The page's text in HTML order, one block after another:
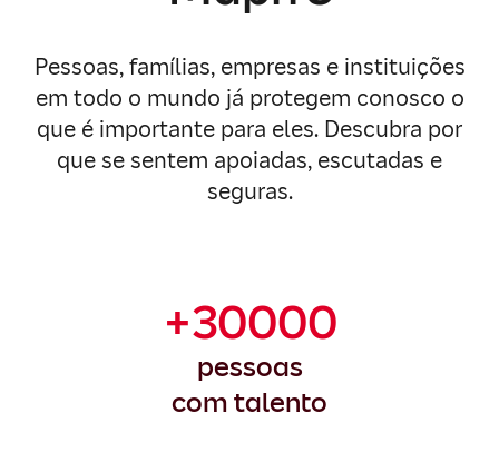
Pessoas, famílias, empresas e instituições
em todo o mundo já protegem conosco o
que é importante para eles. Descubra por
que se sentem apoiadas, escutadas e
seguras.
+30000
pessoas
com talento